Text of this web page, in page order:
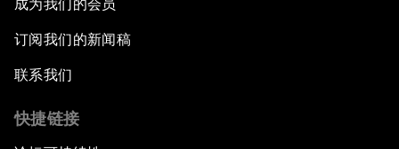
成为我们的会员
订阅我们的新闻稿
联系我们
快捷链接